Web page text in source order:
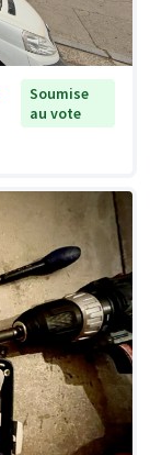
Soumise
au vote